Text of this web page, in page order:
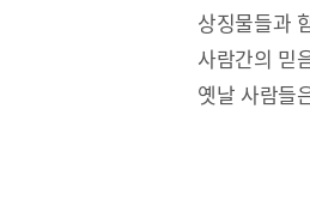
상징물들과
사람간의 믿
옛날 사람들